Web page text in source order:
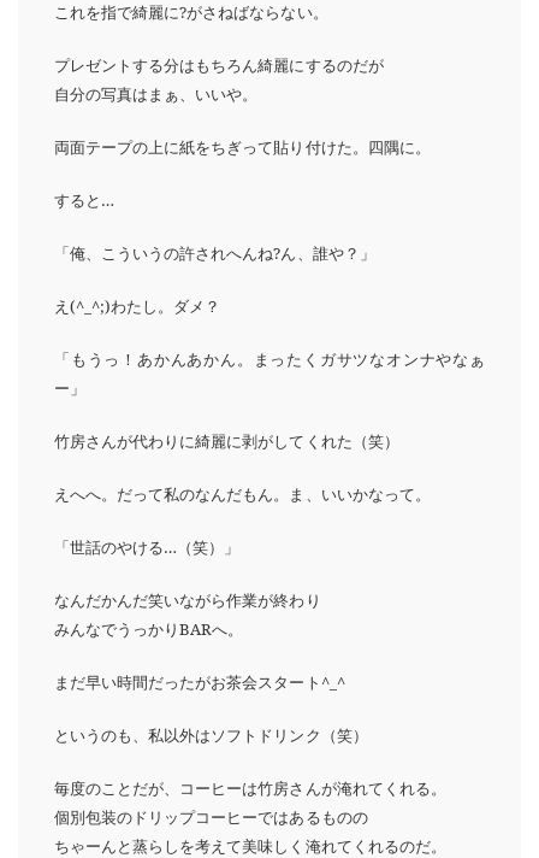
これを指で綺麗に?がさねばならない。
プレゼントする分はもちろん綺麗にするのだが
自分の写真はまぁ、いいや。
両面テープの上に紙をちぎって貼り付けた。四隅に。
すると…
「俺、こういうの許されへんね?ん、誰や？」
え(^_^;)わたし。ダメ？
「もうっ！あかんあかん。まったくガサツなオンナやなぁ
ー」
竹房さんが代わりに綺麗に剥がしてくれた（笑）
えへへ。だって私のなんだもん。ま、いいかなって。
「世話のやける…（笑）」
なんだかんだ笑いながら作業が終わり
みんなでうっかりBARへ。
まだ早い時間だったがお茶会スタート^_^
というのも、私以外はソフトドリンク（笑）
毎度のことだが、コーヒーは竹房さんが淹れてくれる。
個別包装のドリップコーヒーではあるものの
ちゃーんと蒸らしを考えて美味しく淹れてくれるのだ。